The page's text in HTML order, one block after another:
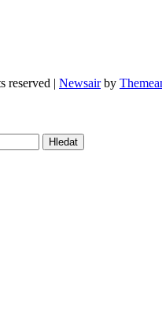
reserved | Newsairby